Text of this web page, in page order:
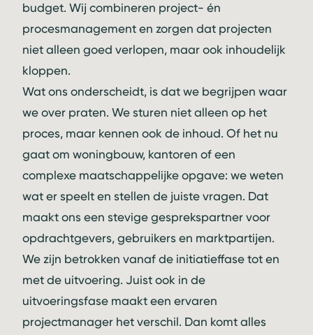
budget. Wij combineren project- én
procesmanagement en zorgen dat projecten
niet alleen goed verlopen, maar ook inhoudelijk
kloppen.
Wat ons onderscheidt, is dat we begrijpen waar
we over praten. We sturen niet alleen op het
proces, maar kennen ook de inhoud. Of het nu
gaat om woningbouw, kantoren of een
complexe maatschappelijke opgave: we weten
wat er speelt en stellen de juiste vragen. Dat
maakt ons een stevige gesprekspartner voor
opdrachtgevers, gebruikers en marktpartijen.
We zijn betrokken vanaf de initiatieffase tot en
met de uitvoering. Juist ook in de
uitvoeringsfase maakt een ervaren
projectmanager het verschil. Dan komt alles